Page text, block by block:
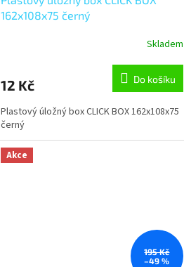
162x108x75 černý
Skladem
12 Kč Do košíku
Plastový úložný box CLICK BOX 162x108x75
černý
Akce
195 Kč
–49 %